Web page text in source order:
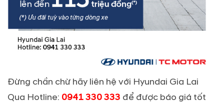
Đừng chần chừ hãy liên hệ với Hyundai Gia Lai
Qua Hotline: 0941 330 333 để được báo giá tốt